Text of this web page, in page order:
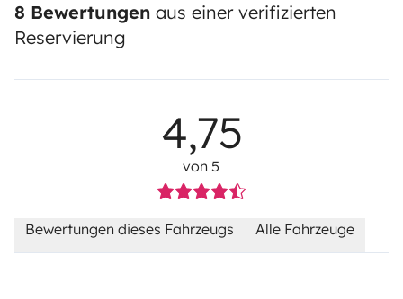
8 Bewertungen aus einer verifizierten
Reservierung
4,75
von 5
Bewertungen dieses Fahrzeugs Alle Fahrzeuge